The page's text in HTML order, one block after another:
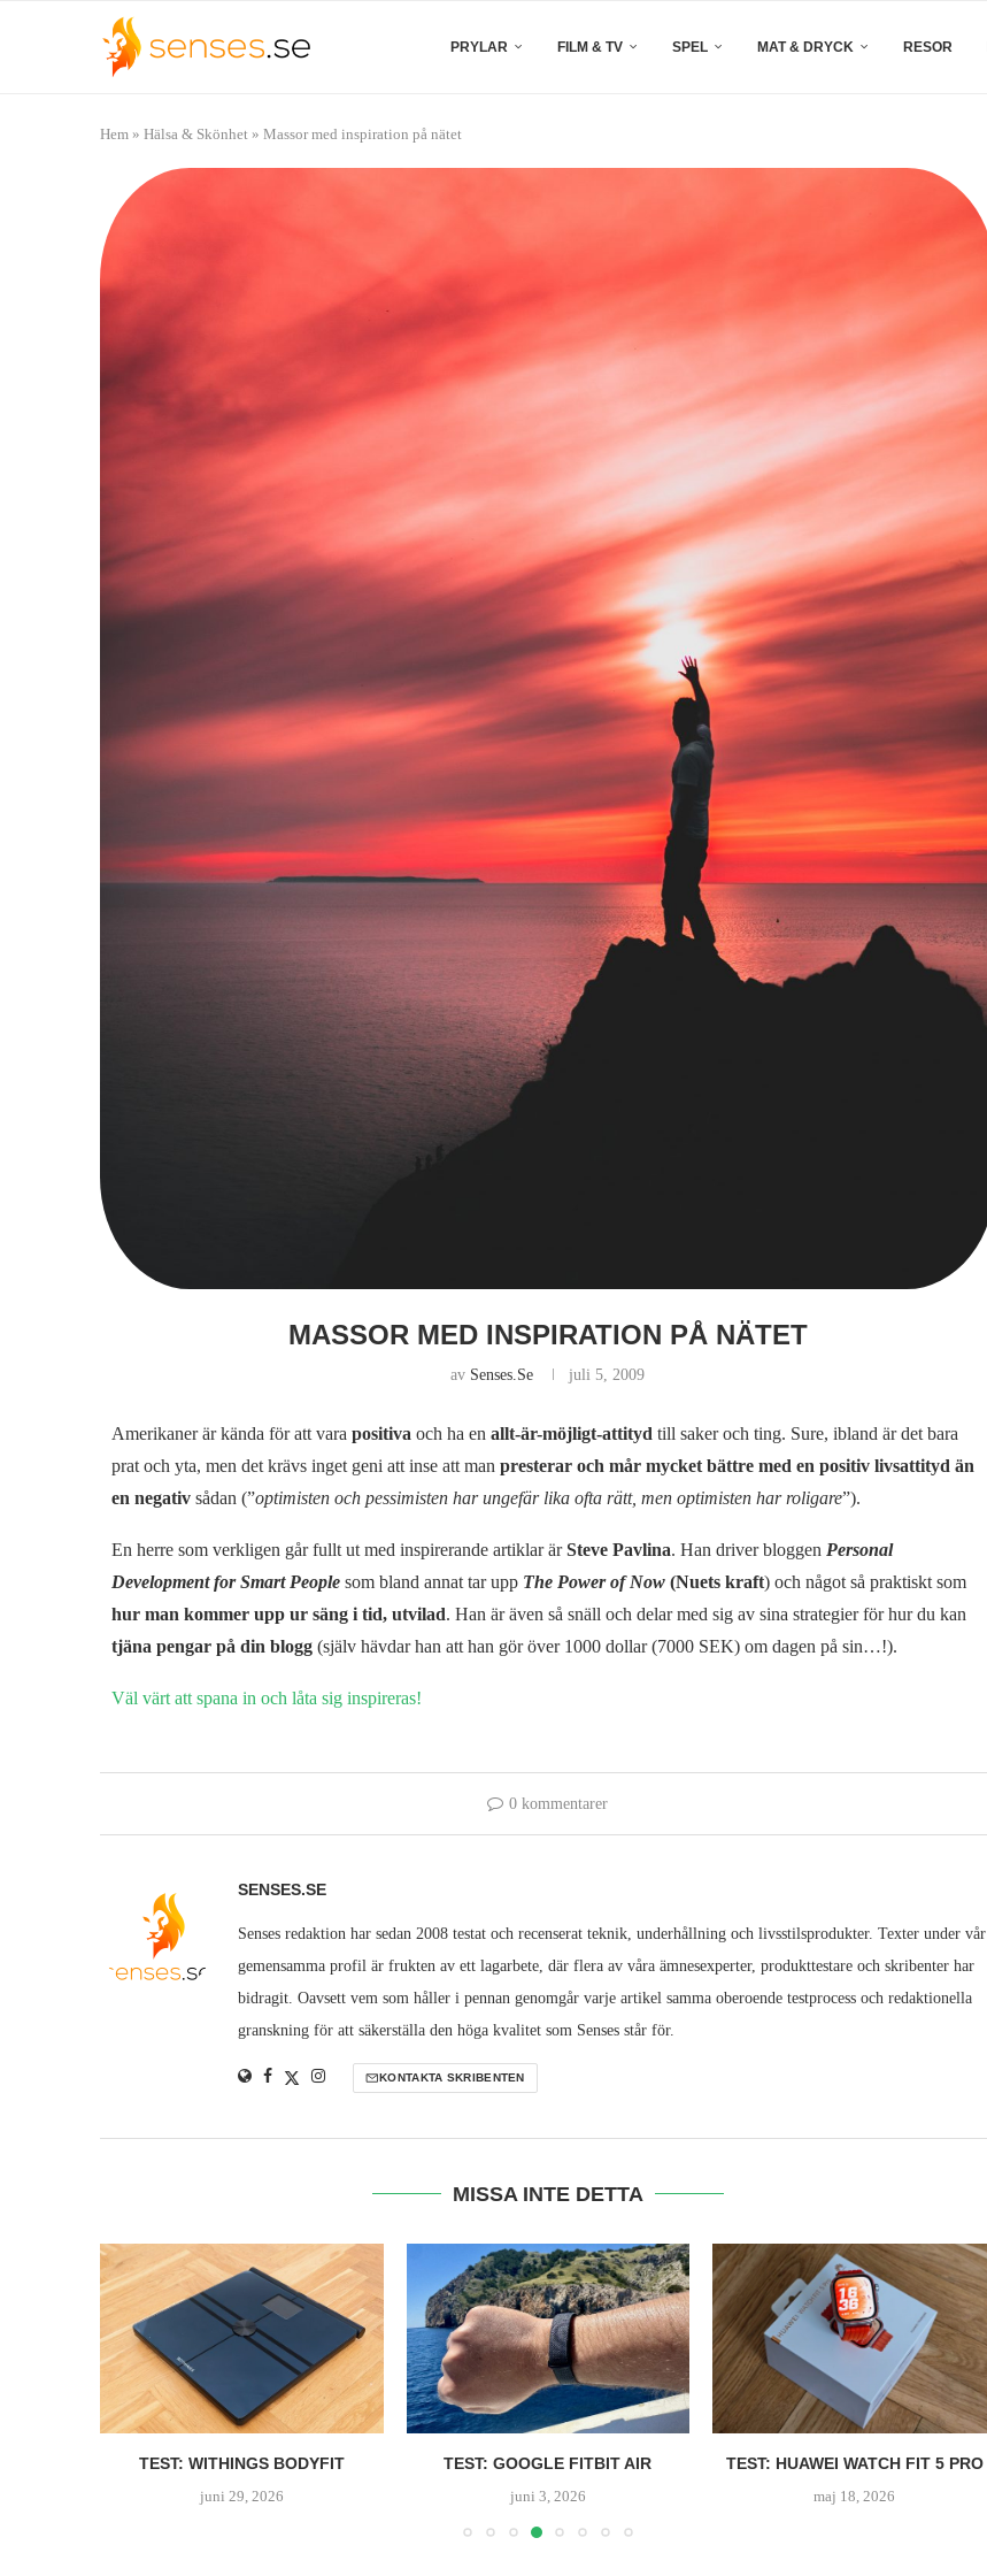
PRYLAR FILM & TV SPEL MAT & DRYCK RESOR
Hem » Hälsa & Skönhet » Massor med inspiration på nätet
MASSOR MED INSPIRATION PÅ NÄTET
av Senses.se juli 5, 2009
Amerikaner är kända för att vara positiva och ha en allt-är-möjligt-attityd till saker och ting. Sure, ibland är det bara
prat och yta, men det krävs inget geni att inse att man presterar och mår mycket bättre med en positiv livsattityd än
en negativsådan (”optimisten och pessimisten har ungefär lika ofta rätt, men optimisten har roligare”).
En herre som verkligen går fullt ut med inspirerande artiklar ärSteve Pavlina. Han driver bloggen Personal
Development for Smart Peoplesom bland annat tar upp The Power of Now(Nuets kraft) och något så praktiskt som
hur man kommer upp ur säng i tid, utvilad. Han är även så snäll och delar med sig av sina strategier för hur du kan
tjäna pengar på din blogg(själv hävdar han att han gör över 1000 dollar (7000 SEK) om dagen på sin…!).
Väl värt att spana in och låta sig inspireras!
0 kommentarer
SENSES.SE
Senses redaktion har sedan 2008 testat och recenserat teknik, underhållning och livsstilsprodukter. Texter under vår
gemensamma profil är frukten av ett lagarbete, där flera av våra ämnesexperter, produkttestare och skribenter har
bidragit. Oavsett vem som håller i pennan genomgår varje artikel samma oberoende testprocess och redaktionella
granskning för att säkerställa den höga kvalitet som Senses står för.
KONTAKTA SKRIBENTEN
MISSA INTE DETTA
TEST: WITHINGS BODYFIT
juni 29, 2026
TEST: GOOGLE FITBIT AIR
juni 3, 2026
TEST: HUAWEI WATCH FIT 5 PRO
maj 18, 2026